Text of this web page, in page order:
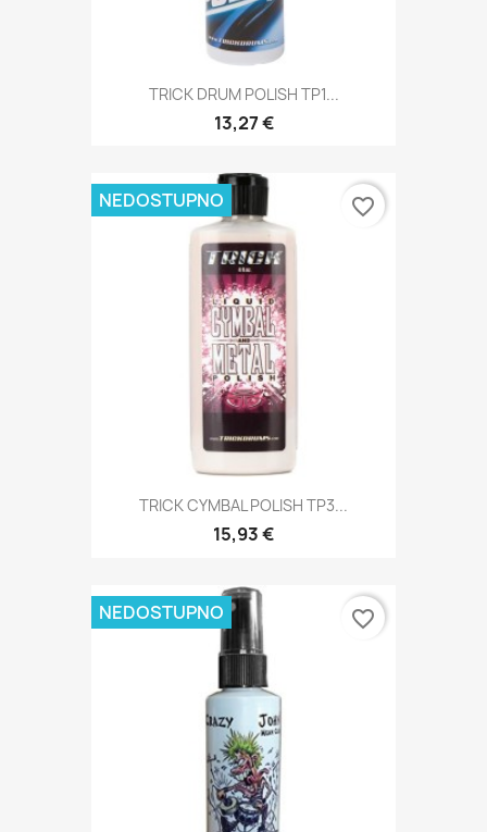
TRICK DRUM POLISH TP1...
13,27 €
TRICK CYMBAL POLISH TP3...
15,93 €
NEDOSTUPNO favorite_border
NEDOSTUPNO favorite_border